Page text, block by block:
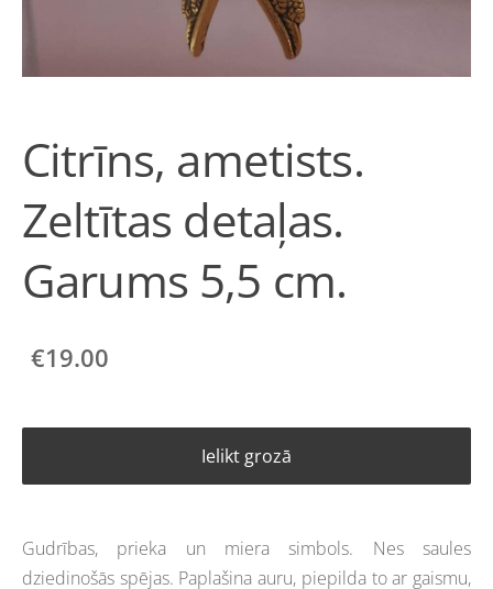
Citrīns, ametists.
Zeltītas detaļas.
Garums 5,5 cm.
€19.00
Ielikt grozā
Gudrības, prieka un miera simbols. Nes saules
dziedinošās spējas. Paplašina auru, piepilda to ar gaismu,